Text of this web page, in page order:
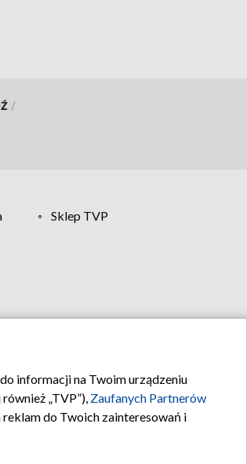
/
Sklep TVP
informacji na Twoim urządzeniu
„TVP”), Zaufanych Partnerów
do Twoich zainteresowań i